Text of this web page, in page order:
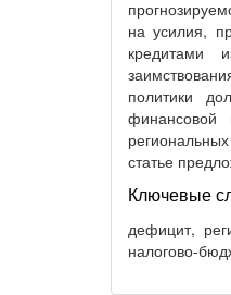
на усилия,
кредитами
политики
статье
Ключевые
дефицит,
налогово-